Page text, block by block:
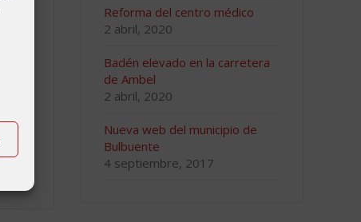
Reforma del centro médico
2 abril, 2020
Badén elevado en la carretera
de Ambel
2 abril, 2020
Nueva web del municipio de
Bulbuente
4 septiembre, 2017